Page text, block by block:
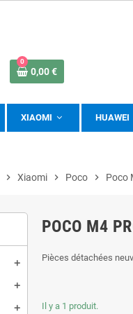
0
0,00 €
XIAOMI HUAWEI
chevron_right Xiaomi chevron_right Poco chevron_right Poco
add
add
add
POCO M4
Pièces détachées
Il y a 1 produit.